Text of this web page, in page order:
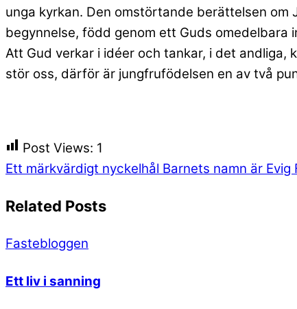
unga kyrkan. Den omstörtande berättelsen om
begynnelse, född genom ett Guds omedelbara
Att Gud verkar i idéer och tankar, i det andliga,
stör oss, därför är jungfrufödelsen en av två
Post Views: 1
Ett märkvärdigt nyckelhål Barnets namn är Evig
Related Posts
Fastebloggen
Ett liv i sanning